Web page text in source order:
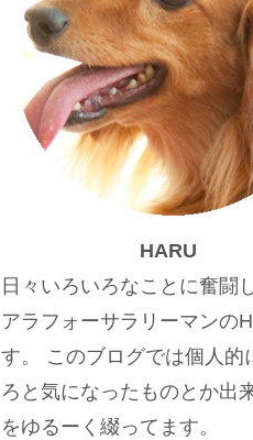
HARU
日々いろいろなことに奮闘
アラフォーサラリーマンの
す。 このブログでは個人的
ろと気になったものとか出
をゆるーく綴ってます。